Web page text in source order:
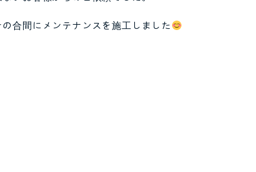
合間にメンテナンスを施工しました